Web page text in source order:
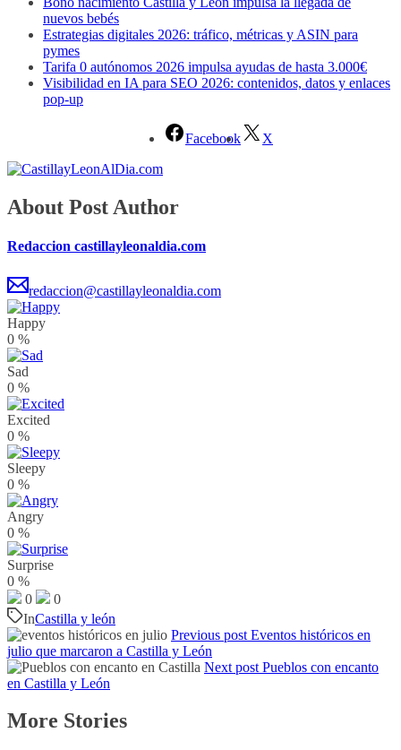
nuevos bebés
Estrategias digitales 2026: tráfico, métricas y ASIN para
pymes
Tarifa 0 autónomos 2026 impulsa ayudas de hasta 3.000€
Visibilidad en IA para SEO 2026: contenidos, datos y enlaces
pop-up
Facebook X
About Post Author
Redaccion castillayleonaldia.com
redaccion@castillayleonaldia.com
Happy
0 %
Sad
0 %
Excited
0 %
Sleepy
0 %
Angry
0 %
Surprise
0 %
0
0
InCastilla y león
Previous post Eventos históricos en
julio que marcaron a Castilla y León
Next post Pueblos con encanto
en Castilla y León
More Stories